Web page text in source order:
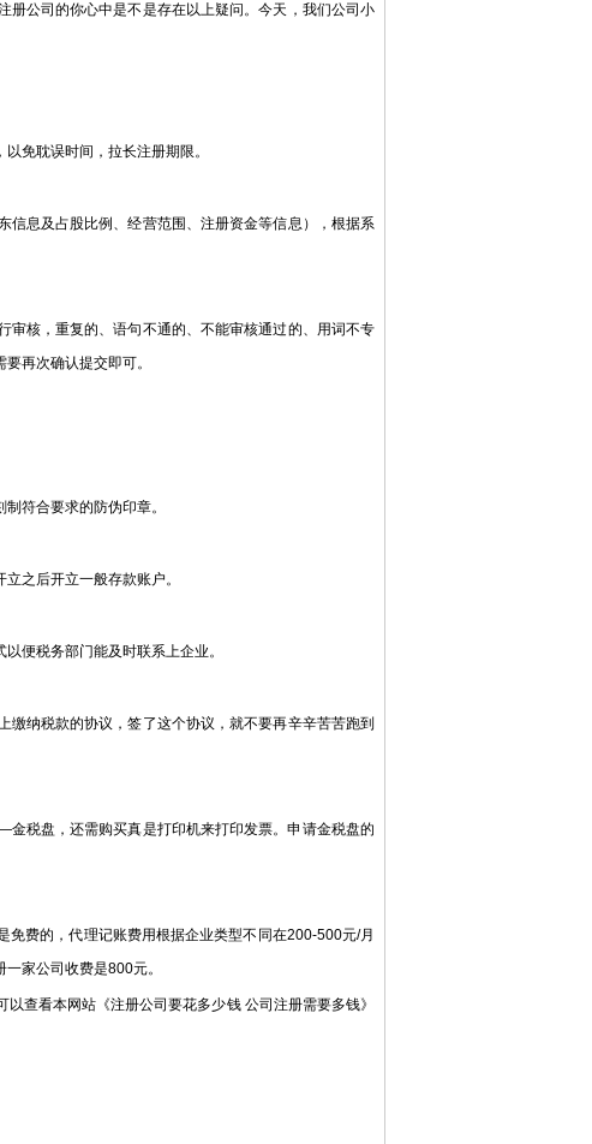
公司的你心中是不是存在以上疑问。今天，我们公司小
免耽误时间，拉长注册期限。
息及占股比例、经营范围、注册资金等信息），根据系
核，重复的、语句不通的、不能审核通过的、用词不专
再次确认提交即可。
符合要求的防伪印章。
之后开立一般存款账户。
便税务部门能及时联系上企业。
纳税款的协议，签了这个协议，就不要再辛辛苦苦跑到
税盘，还需购买真是打印机来打印发票。申请金税盘的
费的，代理记账费用根据企业类型不同在200-500元/月
家公司收费是800元。
看本网站《注册公司要花多少钱 公司注册需要多钱》